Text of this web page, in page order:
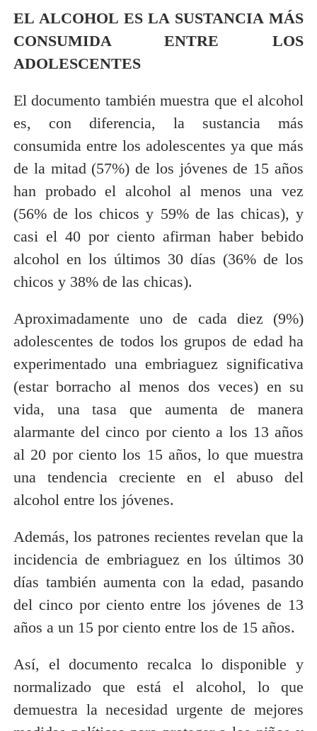
EL ALCOHOL ES LA SUSTANCIA MÁS
CONSUMIDA ENTRE LOS
ADOLESCENTES
El documento también muestra que el alcohol
es, con diferencia, la sustancia más
consumida entre los adolescentes ya que más
de la mitad (57%) de los jóvenes de 15 años
han probado el alcohol al menos una vez
(56% de los chicos y 59% de las chicas), y
casi el 40 por ciento afirman haber bebido
alcohol en los últimos 30 días (36% de los
chicos y 38% de las chicas).
Aproximadamente uno de cada diez (9%)
adolescentes de todos los grupos de edad ha
experimentado una embriaguez significativa
(estar borracho al menos dos veces) en su
vida, una tasa que aumenta de manera
alarmante del cinco por ciento a los 13 años
al 20 por ciento los 15 años, lo que muestra
una tendencia creciente en el abuso del
alcohol entre los jóvenes.
Además, los patrones recientes revelan que la
incidencia de embriaguez en los últimos 30
días también aumenta con la edad, pasando
del cinco por ciento entre los jóvenes de 13
años a un 15 por ciento entre los de 15 años.
Así, el documento recalca lo disponible y
normalizado que está el alcohol, lo que
demuestra la necesidad urgente de mejores